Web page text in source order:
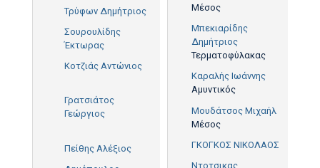
Τρύφων Δημήτριος
Σουρουλίδης
Έκτωρας
Κοτζιάς Αντώνιος
Γρατσιάτος
Γεώργιος
Πείθης Αλέξιος
Μέσος
Μπεκιαρίδης
Δημήτριος
Τερματοφύλακας
Καραλής Ιωάννης
Αμυντικός
Μουδάτσος Μιχαήλ
Μέσος
ΓΚΟΓΚΟΣ ΝΙΚΟΛΑΟΣ
Ντοτσικας